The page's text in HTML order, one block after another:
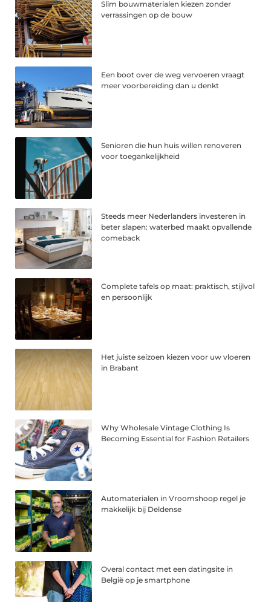
Slim bouwmaterialen kiezen zonder
verrassingen op de bouw
Een boot over de weg vervoeren vraagt
meer voorbereiding dan u denkt
Senioren die hun huis willen renoveren
voor toegankelijkheid
Steeds meer Nederlanders investeren in
beter slapen: waterbed maakt opvallende
comeback
Complete tafels op maat: praktisch, stijlvol
en persoonlijk
Het juiste seizoen kiezen voor uw vloeren
in Brabant
Why Wholesale Vintage Clothing Is
Becoming Essential for Fashion Retailers
Automaterialen in Vroomshoop regel je
makkelijk bij Deldense
Overal contact met een datingsite in
België op je smartphone